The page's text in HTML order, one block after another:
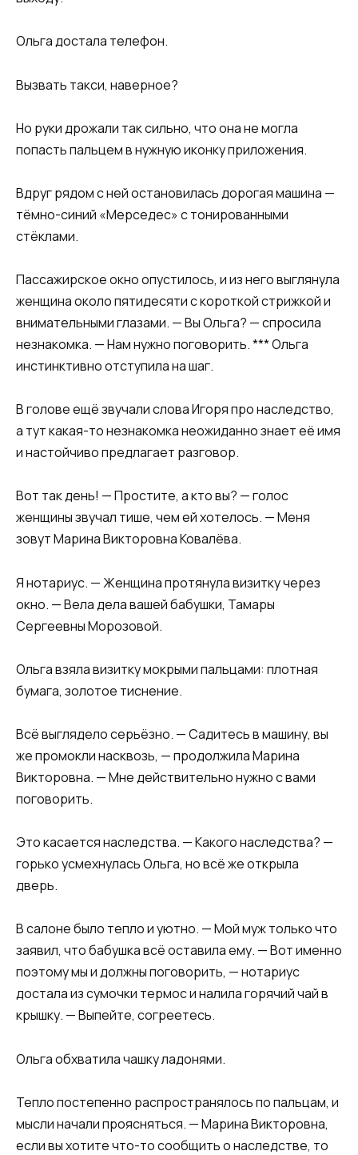
Ольга достала телефон.
Вызвать такси, наверное?
Но руки дрожали так сильно, что она не могла
попасть пальцем в нужную иконку приложения.
Вдруг рядом с ней остановилась дорогая машина —
тёмно-синий «Мерседес» с тонированными
стёклами.
Пассажирское окно опустилось, и из него выглянула
женщина около пятидесяти с короткой стрижкой и
внимательными глазами. — Вы Ольга? — спросила
незнакомка. — Нам нужно поговорить. *** Ольга
инстинктивно отступила на шаг.
В голове ещё звучали слова Игоря про наследство,
а тут какая-то незнакомка неожиданно знает её имя
и настойчиво предлагает разговор.
Вот так день! — Простите, а кто вы? — голос
женщины звучал тише, чем ей хотелось. — Меня
зовут Марина Викторовна Ковалёва.
Я нотариус. — Женщина протянула визитку через
окно. — Вела дела вашей бабушки, Тамары
Сергеевны Морозовой.
Ольга взяла визитку мокрыми пальцами: плотная
бумага, золотое тиснение.
Всё выглядело серьёзно. — Садитесь в машину, вы
же промокли насквозь, — продолжила Марина
Викторовна. — Мне действительно нужно с вами
поговорить.
Это касается наследства. — Какого наследства? —
горько усмехнулась Ольга, но всё же открыла
дверь.
В салоне было тепло и уютно. — Мой муж только что
заявил, что бабушка всё оставила ему. — Вот именно
поэтому мы и должны поговорить, — нотариус
достала из сумочки термос и налила горячий чай в
крышку. — Выпейте, согреетесь.
Ольга обхватила чашку ладонями.
Тепло постепенно распространялось по пальцам, и
мысли начали проясняться. — Марина Викторовна,
если вы хотите что-то сообщить о наследстве, то